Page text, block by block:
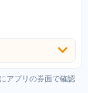
アプリの券面で確認